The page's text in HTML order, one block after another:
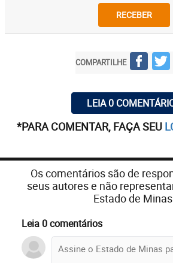
RECEBER
COMPARTILHE
LEIA 0
*PARA COMENTAR, FAÇA SEU
Os comentários são de
seus autores e não
Estado de Minas.
Leia 0 comentários